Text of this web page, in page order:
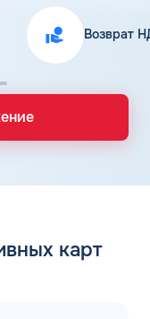
Возврат
карт